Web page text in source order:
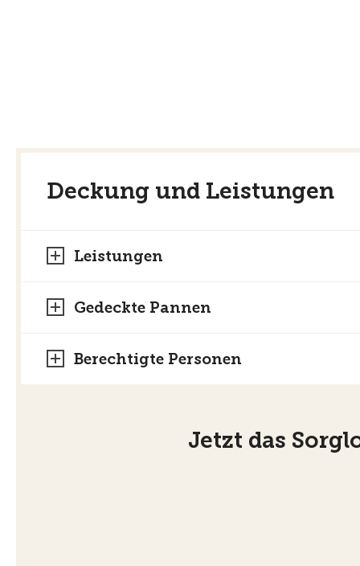
Deckung und Leistungen
Leistungen
Gedeckte Pannen
Berechtigte Personen
Jetzt das